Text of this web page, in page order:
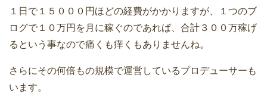
１日で１５０００円ほどの経費がかかりますが、１つのブ
ログで１０万円を月に稼ぐのであれば、合計３００万稼げ
るという事なので痛くも痒くもありませんね。
さらにその何倍もの規模で運営しているプロデューサーも
います。